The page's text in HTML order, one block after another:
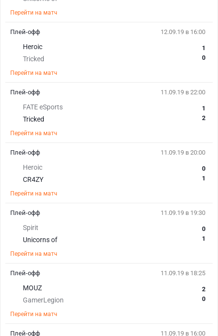
Перейти на матч
12.09.19 в 16:00
Heroic
Tricked
1
0
Перейти на матч
Плей-офф
11.09.19 в 22:00
FATE eSports
Tricked
1
2
Перейти на матч
Плей-офф
11.09.19 в 20:00
Heroic
CR4ZY
0
1
Перейти на матч
Плей-офф
11.09.19 в 19:30
Spirit
Unicorns of
0
1
Перейти на матч
Плей-офф
11.09.19 в 18:25
MOUZ
GamerLegion
2
0
Перейти на матч
Плей-офф
11.09.19 в 16:00
Плей-офф